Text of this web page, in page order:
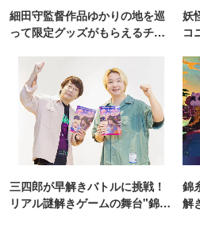
細田守監督作品ゆかりの地を巡
って限定グッズがもらえるチャ
妖
コ
三四郎が早解きバトルに挑戦！
リアル謎解きゲームの舞台"錦糸
錦
解